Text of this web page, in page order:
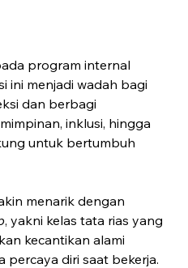
program internal
ini menjadi wadah bagi
dan berbagi
inklusi, hingga
untuk bertumbuh
menarik dengan
, yakni kelas tata rias yang
kecantikan alami
percaya diri saat bekerja.